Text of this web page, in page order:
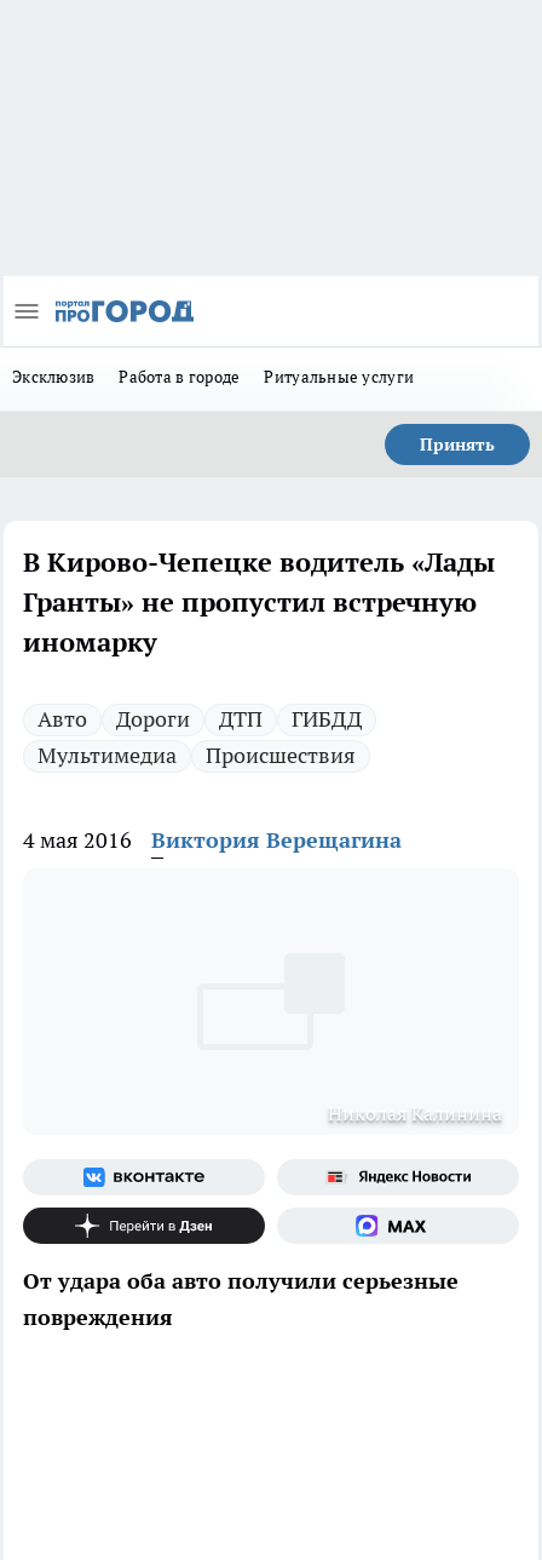
Эксклюзив Работа в городе Ритуальные услуги
Принять
В Кирово-Чепецке водитель «Лады
Гранты» не пропустил встречную
иномарку
Авто Дороги ДТП
ГИБДД
Мультимедиа
Происшествия
4 мая 2016 Виктория Верещагина
Николая Калинина
От удара оба авто получили серьезные
повреждения